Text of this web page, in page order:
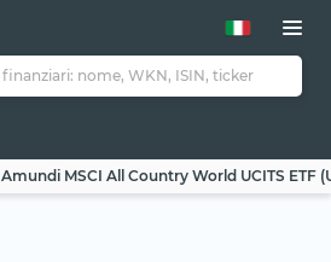
Amundi MSCI All Country World UCITS ETF